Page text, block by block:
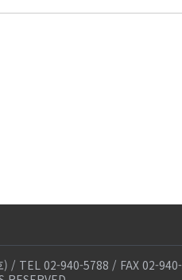
) / TEL 02-940-5788 / FAX 02-